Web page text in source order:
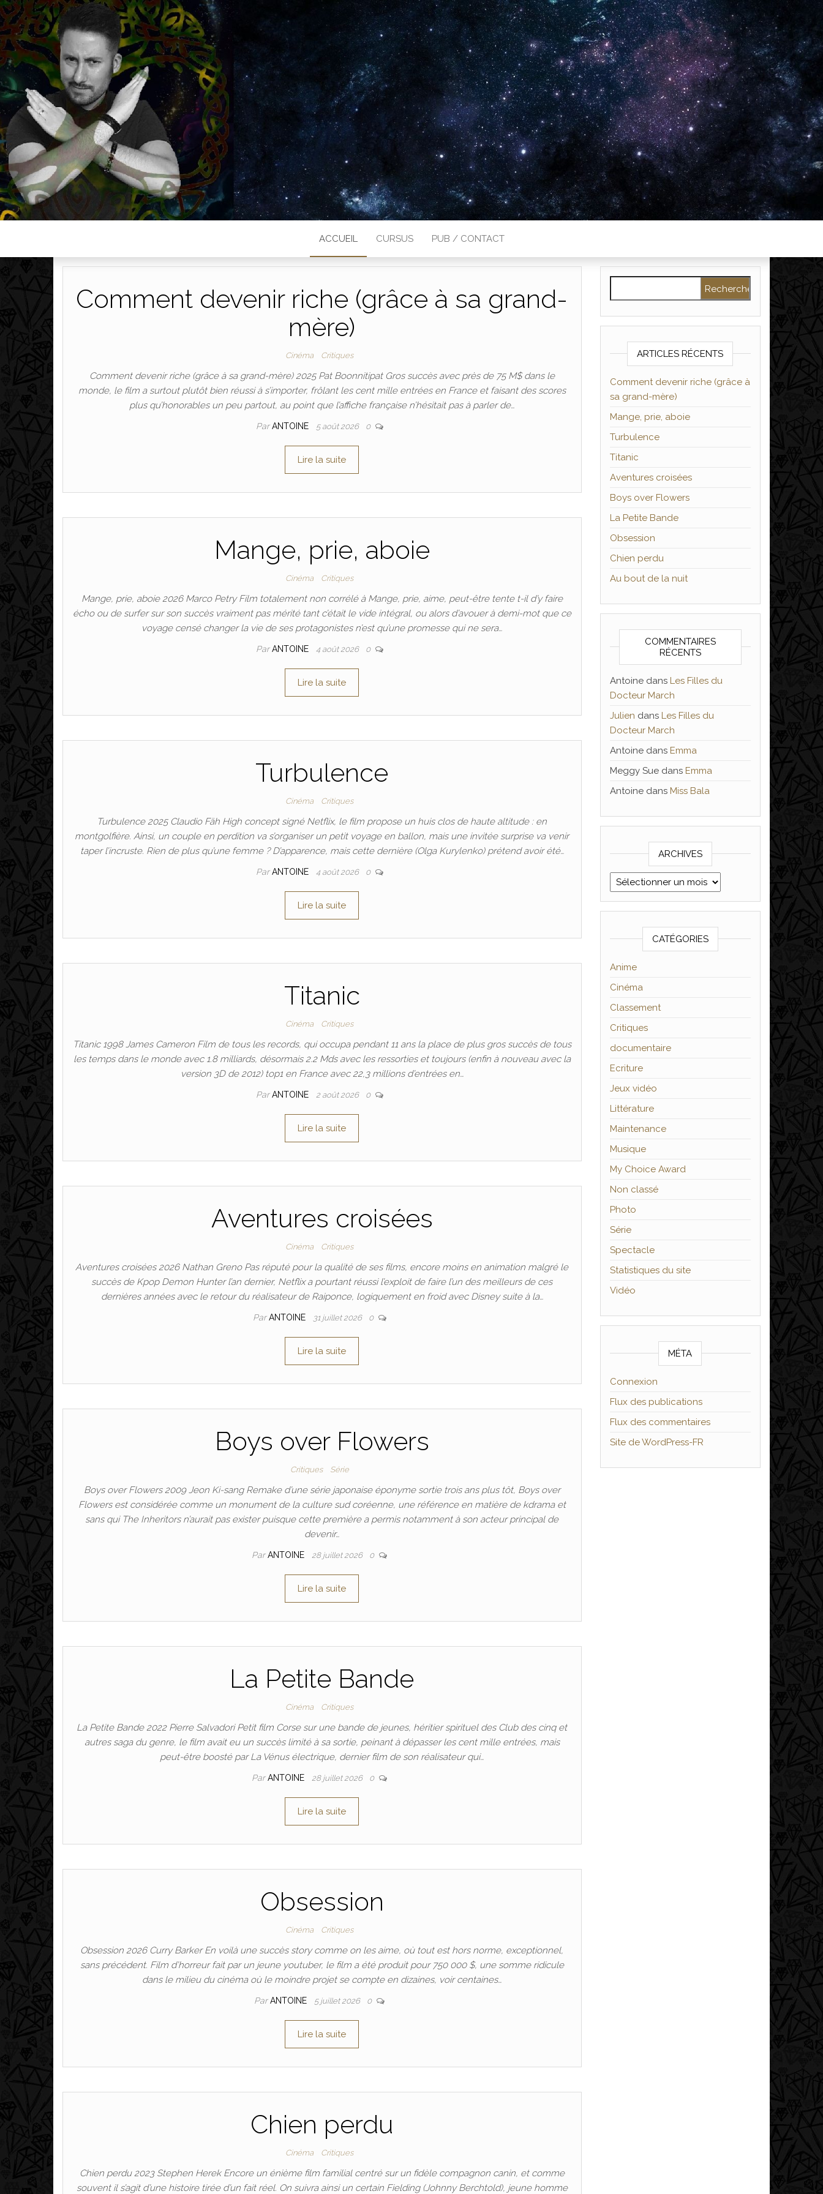
Plus de 2800 critiques de films
ACCUEIL CURSUS PUB / CONTACT
Comment devenir riche (grâce à sa grand-
mère)
Cinéma Critiques
Comment devenir riche (grâce à sa grand-mère) 2025 Pat Boonnitipat Gros succès avec près de 75 M$ dans le
monde, le film a surtout plutôt bien réussi à s’importer, frôlant les cent mille entrées en France et faisant des scores
plus qu’honorables un peu partout, au point que l’affiche française n’hésitait pas à parler de…
ParANTOINE 5 août 2026 0
Lire la suite
Mange, prie, aboie
Cinéma Critiques
Mange, prie, aboie 2026 Marco Petry Film totalement non corrélé à Mange, prie, aime, peut-être tente t-il d’y faire
écho ou de surfer sur son succès vraiment pas mérité tant c’était le vide intégral, ou alors d’avouer à demi-mot que ce
voyage censé changer la vie de ses protagonistes n’est qu’une promesse qui ne sera…
ParANTOINE 4 août 2026 0
Lire la suite
Turbulence
Cinéma Critiques
Turbulence 2025 Claudio Fäh High concept signé Netflix, le film propose un huis clos de haute altitude : en
montgolfière. Ainsi, un couple en perdition va s’organiser un petit voyage en ballon, mais une invitée surprise va venir
taper l’incruste. Rien de plus qu’une femme ? D’apparence, mais cette dernière (Olga Kurylenko) prétend avoir été…
ParANTOINE 4 août 2026 0
Lire la suite
Titanic
Cinéma Critiques
Titanic 1998 James Cameron Film de tous les records, qui occupa pendant 11 ans la place de plus gros succès de tous
les temps dans le monde avec 1.8 milliards, désormais 2.2 Mds avec les ressorties et toujours (enfin à nouveau avec la
version 3D de 2012) top1 en France avec 22,3 millions d’entrées en…
ParANTOINE 2 août 2026 0
Lire la suite
Aventures croisées
Cinéma Critiques
Aventures croisées 2026 Nathan Greno Pas réputé pour la qualité de ses films, encore moins en animation malgré le
succès de Kpop Demon Hunter l’an dernier, Netflix a pourtant réussi l’exploit de faire l’un des meilleurs de ces
dernières années avec le retour du réalisateur de Raiponce, logiquement en froid avec Disney suite à la…
ParANTOINE 31 juillet 2026 0
Lire la suite
Boys over Flowers
Critiques Série
Boys over Flowers 2009 Jeon Ki-sang Remake d’une série japonaise éponyme sortie trois ans plus tôt, Boys over
Flowers est considérée comme un monument de la culture sud coréenne, une référence en matière de kdrama et
sans qui The Inheritors n’aurait pas exister puisque cette première a permis notamment à son acteur principal de
devenir…
ParANTOINE 28 juillet 2026 0
Lire la suite
La Petite Bande
Cinéma Critiques
La Petite Bande 2022 Pierre Salvadori Petit film Corse sur une bande de jeunes, héritier spirituel des Club des cinq et
autres saga du genre, le film avait eu un succès limité à sa sortie, peinant à dépasser les cent mille entrées, mais
peut-être boosté par La Vénus électrique, dernier film de son réalisateur qui…
ParANTOINE 28 juillet 2026 0
Lire la suite
Obsession
Cinéma Critiques
Obsession 2026 Curry Barker En voilà une succès story comme on les aime, où tout est hors norme, exceptionnel,
sans précédent. Film d’horreur fait par un jeune youtuber, le film a été produit pour 750 000 $, une somme ridicule
dans le milieu du cinéma où le moindre projet se compte en dizaines, voir centaines…
ParANTOINE 5 juillet 2026 0
Lire la suite
Chien perdu
Cinéma Critiques
Chien perdu 2023 Stephen Herek Encore un énième film familial centré sur un fidèle compagnon canin, et comme
souvent il s’agit d’une histoire tirée d’un fait réel. On suivra ainsi un certain Fielding (Johnny Berchtold), jeune homme
ARTICLES RÉCENTS
Comment devenir riche (grâce à
sa grand-mère)
Mange, prie, aboie
Turbulence
Titanic
Aventures croisées
Boys over Flowers
La Petite Bande
Obsession
Chien perdu
Au bout de la nuit
COMMENTAIRES
RÉCENTS
Antoinedans Les Filles du
Docteur March
Julien dans Les Filles du
Docteur March
Antoinedans Emma
Meggy Suedans Emma
Antoinedans Miss Bala
ARCHIVES
Archives
CATÉGORIES
Anime
Cinéma
Classement
Critiques
documentaire
Ecriture
Jeux vidéo
Littérature
Maintenance
Musique
My Choice Award
Non classé
Photo
Série
Spectacle
Statistiques du site
Vidéo
MÉTA
Connexion
Flux des publications
Flux des commentaires
Site de WordPress-FR